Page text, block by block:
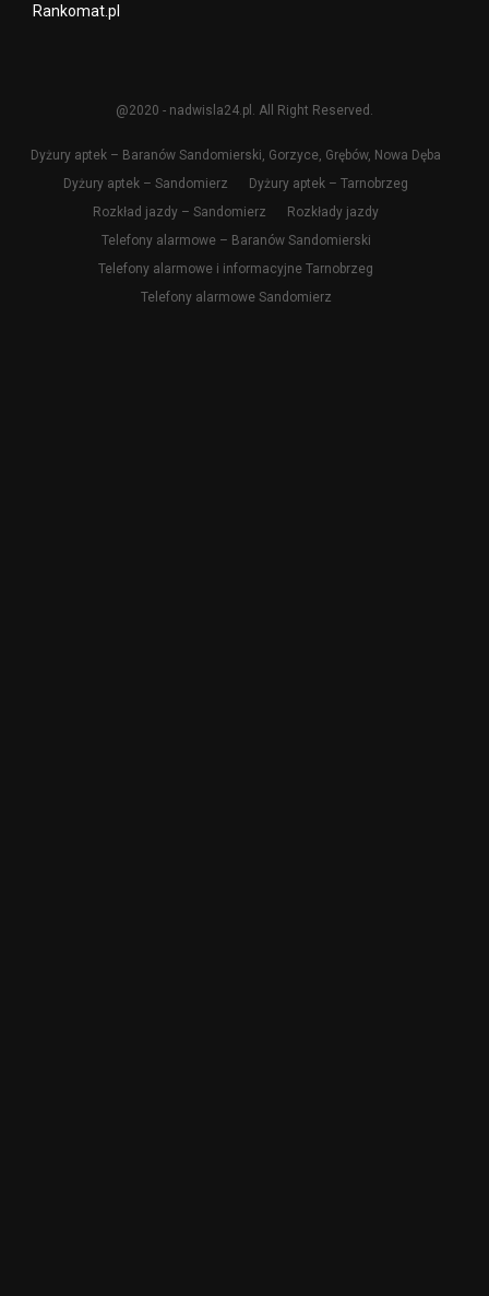
Rankomat.pl
@2020 - nadwisla24.pl. All Right Reserved.
Dyżury aptek – Baranów Sandomierski, Gorzyce, Grębów, Nowa Dęba
Dyżury aptek – Sandomierz
Dyżury aptek – Tarnobrzeg
Rozkład jazdy – Sandomierz
Rozkłady jazdy
Telefony alarmowe – Baranów Sandomierski
Telefony alarmowe i informacyjne Tarnobrzeg
Telefony alarmowe Sandomierz